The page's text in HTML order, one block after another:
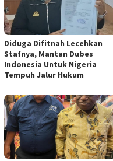
Diduga Difitnah Lecehkan
Stafnya, Mantan Dubes
Indonesia Untuk Nigeria
Tempuh Jalur Hukum